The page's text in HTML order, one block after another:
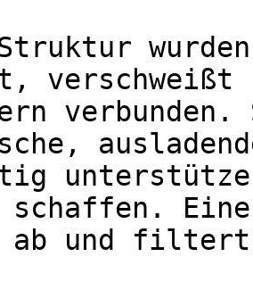
verschweißt
schaffen.
ab und